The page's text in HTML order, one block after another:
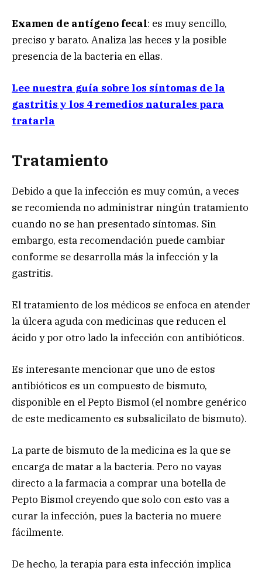
Examen de antígeno fecal: es muy sencillo,
preciso y barato. Analiza las heces y la posible
presencia de la bacteria en ellas.
Lee nuestra guía sobre los síntomas de la
gastritis y los 4 remedios naturales para
tratarla
Tratamiento
Debido a que la infección es muy común, a veces
se recomienda no administrar ningún tratamiento
cuando no se han presentado síntomas. Sin
embargo, esta recomendación puede cambiar
conforme se desarrolla más la infección y la
gastritis.
El tratamiento de los médicos se enfoca en atender
la úlcera aguda con medicinas que reducen el
ácido y por otro lado la infección con antibióticos.
Es interesante mencionar que uno de estos
antibióticos es un compuesto de bismuto,
disponible en el Pepto Bismol (el nombre genérico
de este medicamento es subsalicilato de bismuto).
La parte de bismuto de la medicina es la que se
encarga de matar a la bacteria. Pero no vayas
directo a la farmacia a comprar una botella de
Pepto Bismol creyendo que solo con esto vas a
curar la infección, pues la bacteria no muere
fácilmente.
De hecho, la terapia para esta infección implica